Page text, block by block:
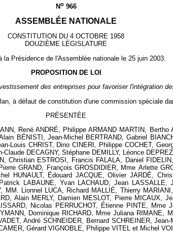
No966
ASSEMBLÉE NATIONALE
CONSTITUTION DU 4 OCTOBRE 1958
DOUZIÈME LÉGISLATURE
la Présidence de l'Assemblée nationale le 25 juin 2003.
PROPOSITION DE LOI
des entreprises pour favoriser l'intégration
à défaut de constitution d'une commission spéciale
PRÉSENTÉE
René ANDRÉ, Philippe ARMAND MARTIN,
BÉNISTI, Jean-Michel BERTRAND, Gabriel
Louis CHRIST, Dino CINERI, Philippe COCHET,
DECAGNY, Stéphane DEMILLY, Léonce
Christian ESTROSI, Francis FALALA, Daniel
GRAND, François GROSDIDIER, Mme Arlette
HUNAULT, Édouard JACQUE, Olivier JARDÉ,
LABAUNE, Yvan LACHAUD, Jean
MM. Lionnel LUCA, Richard MALLIÉ, Thierry
Alain MERLY, Damien MESLOT, Pierre MICAUX,
Nicolas PERRUCHOT, Étienne PINTE, Mme
Dominique RICHARD, Mme Juliana RIMANE,
André SCHNEIDER, Bernard SCHREINER,
Gérard VIGNOBLE, Philippe VITEL et Michel